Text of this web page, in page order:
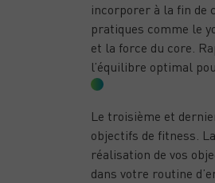
incorporer à la fin de
pratiques comme le
et la force du core.
l’équilibre optimal
Le troisième et
objectifs de fitness.
réalisation de vos
dans votre routine